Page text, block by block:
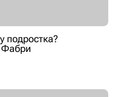
подростка?
Фабри